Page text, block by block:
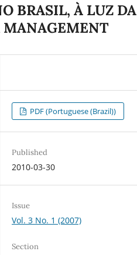
BRASIL, À LUZ DA
MANAGEMENT
PDF (Portuguese (Brazil))
Published
2010-03-30
Issue
Vol. 3 No. 1 (2007)
Section